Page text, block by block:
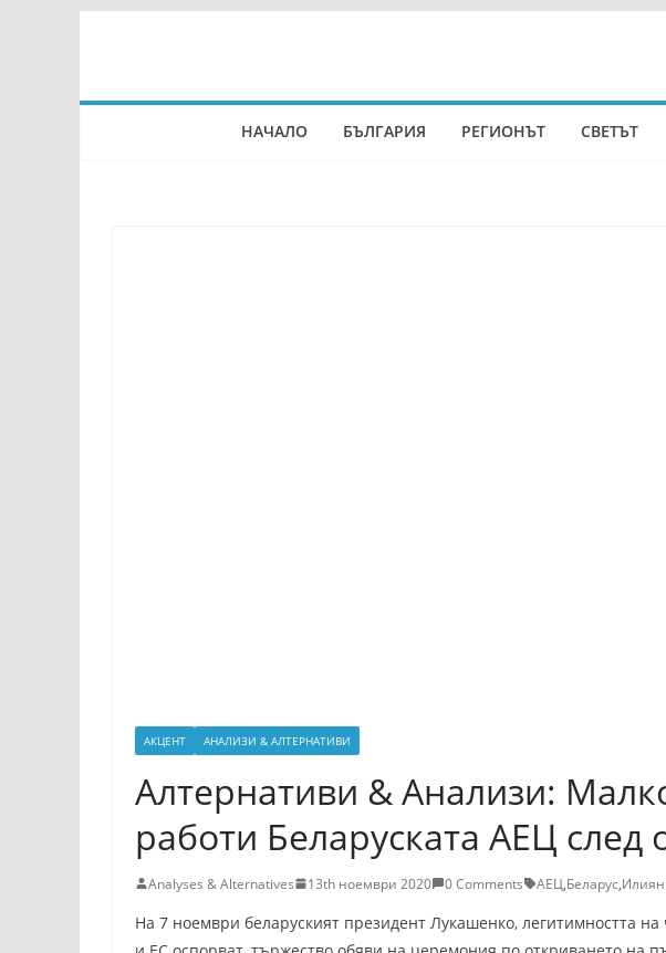
НАЧАЛО БЪЛГАРИЯ РЕГИОНЪТ СВЕТЪТ
АКЦЕНТ АНАЛИЗИ & АЛТЕРНАТИВИ
Алтернативи & Анализи:
работи Беларуската АЕЦ след
Analyses & Alternatives 13th ноември 2020 0 Comments АЕЦ,Беларус,
На 7 ноември беларуският президент Лукашенко, легитимността